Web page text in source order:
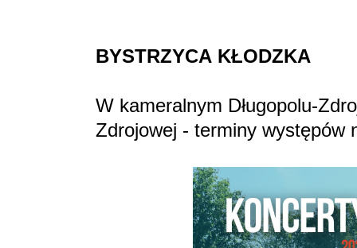
BYSTRZYCA KŁODZKA
W kameralnym Długopolu-
Zdrojowej - terminy występów